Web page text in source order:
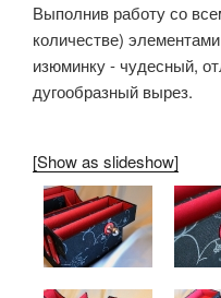
Выполнив работу со
количестве)
изюминку - чудесный,
дугообразный вырез.
[Show as slideshow]